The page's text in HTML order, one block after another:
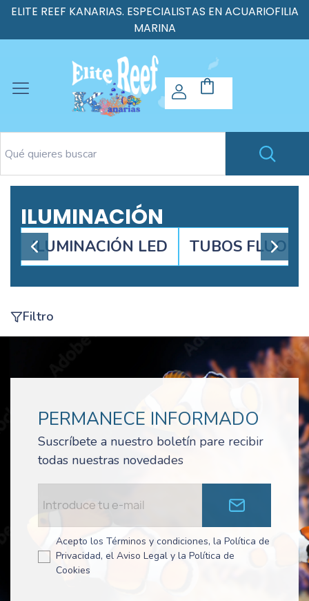
ELITE REEF KANARIAS. ESPECIALISTAS EN ACUARIOFILIA
MARINA
ILUMINACIÓN
ILUMINACIÓN LED TUBOS
Filtro
PERMANECE INFORMADO
Suscríbete a nuestro boletín pare recibir
todas nuestras novedades
Acepto los Términos y condiciones, la Política de
Privacidad, el Aviso Legal y la Política de
Cookies